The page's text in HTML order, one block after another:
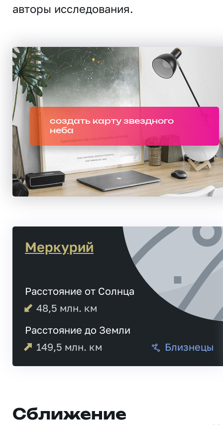
авторы исследования.
создать карту звездного
неба
Меркурий
Расстояние от Солнца
48,5 млн. км
Расстояние до Земли
149,5 млн. км Близнецы
Сближение